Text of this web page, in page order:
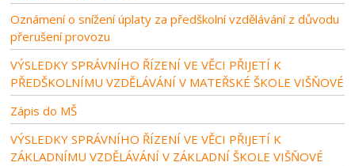
Oznámení o snížení úplaty za předškolní vzdělávání z důvodu
přerušení provozu
VÝSLEDKY SPRÁVNÍHO ŘÍZENÍ VE VĚCI PŘIJETÍ K
PŘEDŠKOLNÍMU VZDĚLÁVÁNÍ V MATEŘSKÉ ŠKOLE VIŠŇOVÉ
Zápis do MŠ
VÝSLEDKY SPRÁVNÍHO ŘÍZENÍ VE VĚCI PŘIJETÍ K
ZÁKLADNÍMU VZDĚLÁVÁNÍ V ZÁKLADNÍ ŠKOLE VIŠŇOVÉ